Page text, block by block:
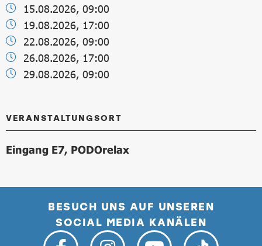
15.08.2026, 09:00
19.08.2026, 17:00
22.08.2026, 09:00
26.08.2026, 17:00
29.08.2026, 09:00
VERANSTALTUNGSORT
Eingang E7, PODOrelax
BESUCH UNS AUF UNSEREN
SOCIAL MEDIA KANÄLEN